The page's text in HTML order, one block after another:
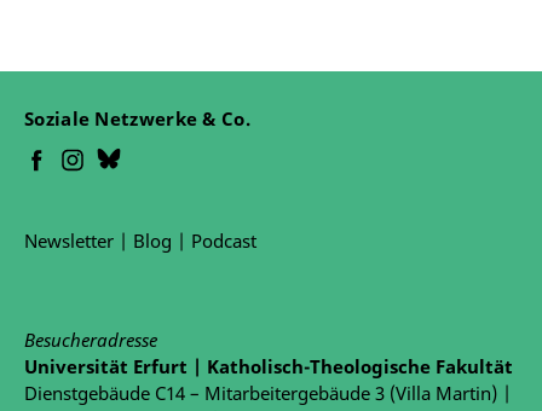
Soziale Netzwerke & Co.
Newsletter | Blog | Podcast
Besucheradresse
Universität Erfurt | Katholisch-Theologische Fakultät
Dienstgebäude C14 – Mitarbeitergebäude 3 (Villa Martin) |